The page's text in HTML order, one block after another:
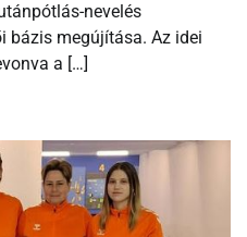
nevelés
bázis megújítása. Az idei
a […]